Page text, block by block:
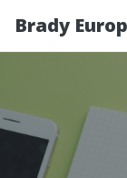
Brady